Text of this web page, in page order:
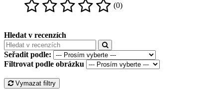
(0)
Hledat v recenzích
Seřadit podle:
Filtrovat podle obrázku
Vymazat filtry